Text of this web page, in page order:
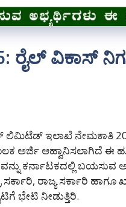
ರೈಲ್
ಲಿಮಿಟೆಡ್ ಇಲಾಖೆ ನೇಮಕಾತಿ
ಅರ್ಜಿ ಆಹ್ವಾನಿಸಲಾಗಿದೆ ಈ
ಕರ್ನಾಟಕದಲ್ಲಿ ಬಯಸುವ
ರಾಜ್ಯ ಸರ್ಕಾರಿ
ಭೇಟಿ ನೀಡುತ್ತಿರಿ.